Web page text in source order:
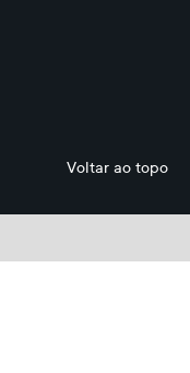
Voltar ao topo